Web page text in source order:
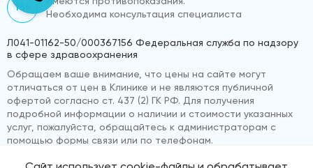
18+
Необходима консультация специалиста
Л041-01162-50/000367156 Федеральная служба по надзору
в сфере здравоохранения
Обращаем ваше внимание, что цены на сайте могут
отличаться от цен в Клинике и не являются публичной
офертой согласно ст. 437 (2) ГК РФ. Для получения
подробной информации о наличии и стоимости указанных
услуг, пожалуйста, обращайтесь к администраторам с
помощью формы связи или по телефонам.